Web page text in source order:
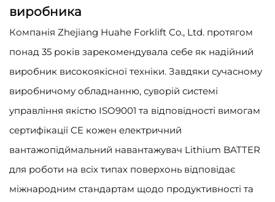
виробника
Компанія Zhejiang Huahe Forklift Co., Ltd. протягом
понад 35 років зарекомендувала себе як надійний
виробник високоякісної техніки. Завдяки сучасному
виробничому обладнанню, суворій системі
управління якістю ISO9001 та відповідності вимогам
сертифікації CE кожен електричний
вантажопідймальний навантажувач Lithium BATTER
для роботи на всіх типах поверхонь відповідає
міжнародним стандартам щодо продуктивності та